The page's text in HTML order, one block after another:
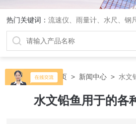
热门关键词：流速仪、雨量计、水尺、钢
当前位置：首页 > 新闻中心 > 水文
水文铅鱼用于的各